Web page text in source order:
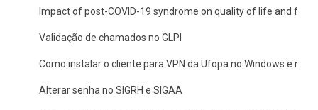
Impact of post-COVID-19 syndrome on quality of life and
Validação de chamados no GLPI
Como instalar o cliente para VPN da Ufopa no Windows e no
Alterar senha no SIGRH e SIGAA